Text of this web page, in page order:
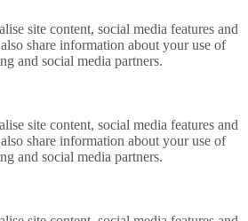
site content, social media features and
share information about your use of
and social media partners.
site content, social media features and
share information about your use of
and social media partners.